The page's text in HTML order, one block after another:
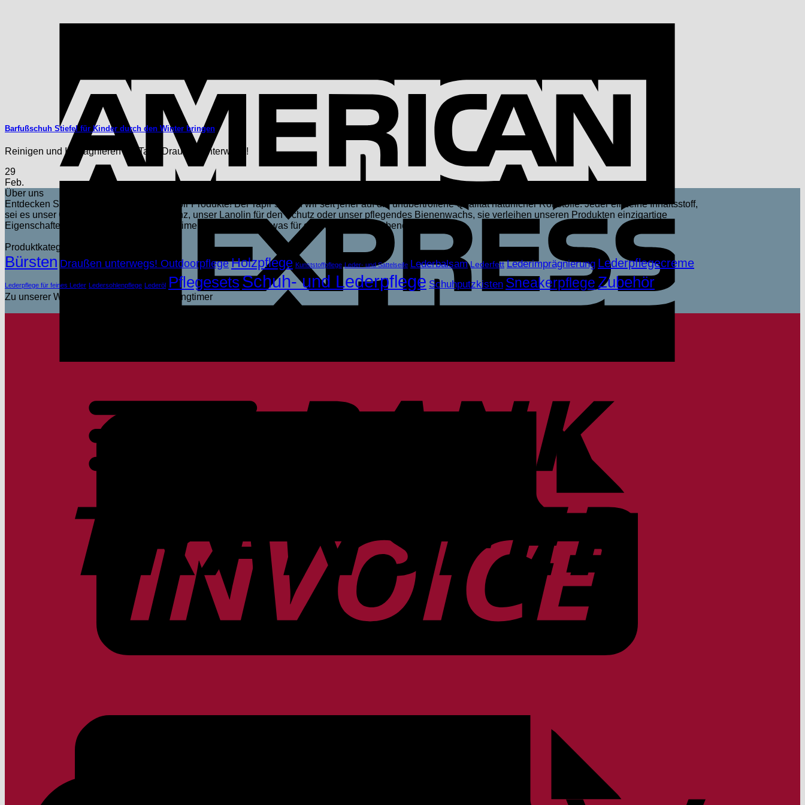
Barfußschuh Stiefel für Kinder durch den Winter bringen
Reinigen und Imprägnieren mit Tapir Draußen unterwegs!
29
Feb.
Über uns
Entdecken Sie die natürliche Kraft der Tapir Produkte! Bei Tapir setzen wir seit jeher auf die unübertroffene Qualität natürlicher Rohstoffe. Jeder einzelne Inhaltsstoff,
sei es unser Carnaubawachs für den Glanz, unser Lanolin für den Schutz oder unser pflegendes Bienenwachs, sie verleihen unseren Produkten einzigartige
Eigenschaften. Unser umfangreiches Sortiment deckt alles ab, was für die perfekte Pflege benötigen wird.
Produktkategorien
Bürsten Draußen unterwegs! OutdoorpflegeHolzpflege Kunststoffpflege Leder- und Sattelseife Lederbalsam Lederfett Lederimprägnierung Lederpflegecreme
Lederpflege für feines Leder Ledersohlenpflege Lederöl PflegesetsSchuh- und Lederpflege Schuhputzkisten SneakerpflegeZubehör
Zu unserer Wagenpflege für Old- und Youngtimer